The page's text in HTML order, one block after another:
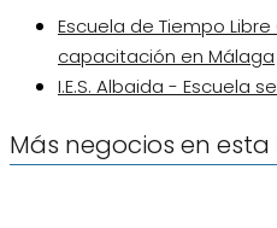
Escuela de Tiempo
capacitación en Málaga
I.E.S. Albaida - Escuela
Más negocios en